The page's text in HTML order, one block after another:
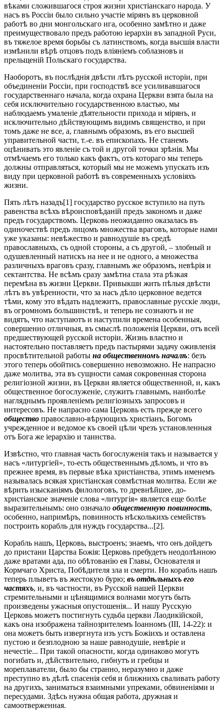
вѣками сложившагося строя жизни христіанскаго народа. У
насъ въ Россіи было сильно участіе мірянъ въ церковной
работѣ во дни монгольскаго ига, особенно замѣтно и даже
преимуществовало предъ работою іерархіи въ западной Руси,
въ тяжелое время борьбы съ латинствомъ, когда высшія власти
измѣнили вѣрѣ отцовъ подъ вліяніемъ соблазновъ и
прельщеній Польскаго государства.
Наоборотъ, въ послѣднія двѣсти лѣтъ русской исторіи, при
объединеніи Россіи, при господствѣ все усиливавшагося
государственнаго начала, когда охрана Церкви взята была на
себя исключительно государственною властью, мы
наблюдаемъ умаленіе дѣятельности прихода и мірянъ, и
исключительно дѣйствующимъ видимъ священство, и при
томъ даже не все, а, главнымъ образомъ, въ его высшей
управительной части, т.-е. въ епископахъ. Не станемъ
оцѣнивать это явленіе съ той и другой точки зрѣнія. Мы
отмѣчаемъ его только какъ фактъ, отъ котораго мы теперь
должны отправляться, который мы не можемъ упускать изъ
виду при церковной работѣ въ современныхъ условіяхъ
жизни.
Пять лѣтъ назадъ[1] государство русское вступило на путь
равенства всѣхъ вѣроисповѣданій предъ закономъ и даже
предъ государствомъ. Церковь неожиданно оказалась въ
одиночествѣ предъ лицомъ множества враговъ, которые нами
уже указаны: невѣжество и равнодушіе въ средѣ
православныхъ, съ одной стороны, а съ другой, – злобный и
одушевленный натискъ на нее и не одного, а множества
различныхъ враговъ сразу, главнымъ же образомъ, невѣрія и
сектантства. Не всѣмъ сразу замѣтна стала эта рѣзкая
перемѣна въ жизни Церкви. Привыкши жить пѣлыя двѣсти
лѣтъ въ увѣренности, что за насъ дѣло церковное ведется
тѣми, кому это вѣдать надлежитъ, православные русскіе люди,
въ огромномъ большинствѣ, и теперь не сознаютъ и не
видятъ, что наступаютъ и наступили времена особенныя,
совершенно отличныя, въ смыслѣ положенія Церкви, отъ всей
предшествующей русской исторіи. Жизнь властно и
настоятельно поставляетъ предъ пастырями задачу оживленія
просвѣтительной работы на общественномъ началѣ: безъ
этого теперь обойтись совершенно невозможно. Не напрасно
даже молитва, эта въ сущности самая сокровенная сторона
религіозной жизни, въ Церкви является общественной, и, какъ
общественное богослуженіе, служитъ главнымъ, наиболѣе
нагляднымъ проявленіемъ религіозныхъ запросовъ и
интересовъ. Не напрасно сама Церковь есть прежде всего
общество православно-вѣрующихъ христіанъ, Богомъ
учрежденное и ведомое къ своей цѣли чрезъ установленныя
отъ Бога же іерархію и таинства.
Извѣстно, что главная часть богослуженія такъ и называется у
насъ «литургіей», то-есть общественнымъ дѣломъ, и что въ
прежнее время, въ первые вѣка христіанства, этимъ именемъ
называлась всякая христіанская совмѣстная молитва. Если же
вѣрить изысканіямъ филологовъ, то древнѣйшее, до-
христіанское значеніе слова «литургія» является еще болѣе
выразительнымъ: оно означало общественную повинность,
особенно, напримѣръ, повинность нѣсколькихъ семействъ
построить корабль для нуждъ государства...[2].
Корабль нашъ, Церковь, выстроенъ; знаемъ, что онъ дойдетъ
до пристани Царства Божія: Церковь пребудетъ неодолѣнною
даже вратами ада, по обѣтованію ея Главы, Основателя и
Кормчаго Христа, Побѣдителя зла и смерти. Но корабль нашъ
теперь плыветъ въ жестокую бурю; въ отдѣльныхъ его
частяхъ, и, въ частности, въ Русской нашей Церкви
стремительными и цѣнящимися волнами могутъ быть
произведены ужасныя опустошенія... И нашу Русскую
Церковь можетъ постигнуть судьба церкви Лаодикійской,
какъ она изображена тайнозрителемъ Іоанномъ (III, 14-22): и
она можетъ быть извергнута изъ устъ Божіихъ и оставлена
пустою и безплодною за наше равнодушіе, невѣріе и
нечестіе... При такой опасности, когда одинаково могутъ
погибать и, дѣйствительно, гибнутъ и гребцы и
мореплаватели, было бы странно, неразумно и даже
преступно въ дѣлѣ спасенія себя и ближнихъ сваливать работу
на другихъ, заниматься взаимными упреками, обвиненіями и
пересудами. Здѣсь нужна общая работа, дружная и
самоотверженная.